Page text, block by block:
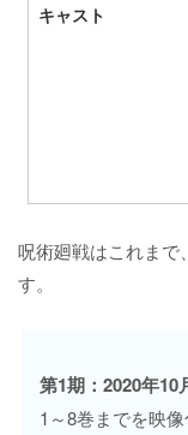
キャスト
呪術廻戦はこれまで
す。
第1期：2020年10
1～8巻までを映像